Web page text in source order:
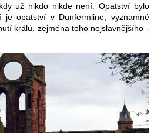
už nikdo nikde není. Opatství bylo
je opatství v Dunfermline, vyznamné
králů, zejména toho nejslavnějšího -